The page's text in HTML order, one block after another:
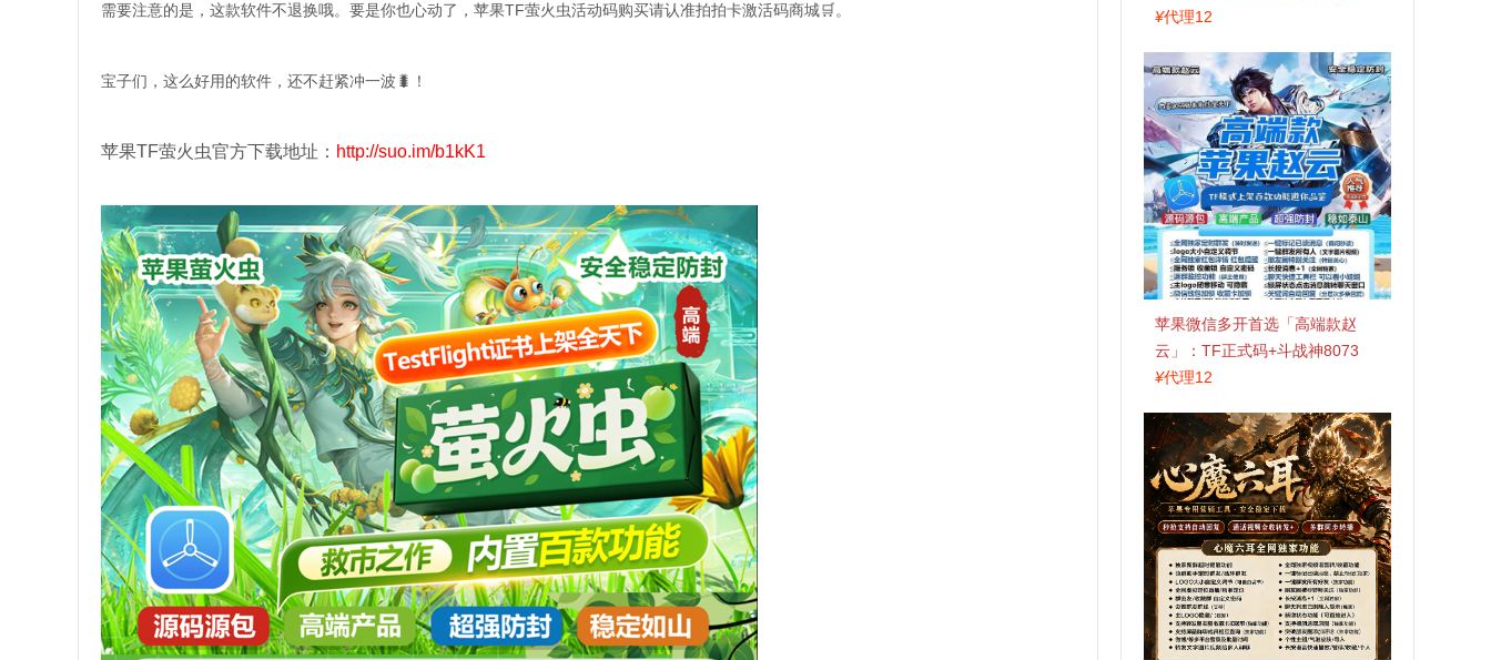
需要注意的是，这款软件不退换哦。要是你也心动了，苹果TF萤火虫活动码购买请认准拍拍卡激活码商城🛒。
宝子们，这么好用的软件，还不赶紧冲一波🐛！
苹果TF萤火虫官方下载地址： http://suo.im/b1kK1
+斗战神8073包，7天退换，安全
¥代理12
苹果微信多开首选「高端款赵
云」：TF正式码+斗战神8073
包，7天退换认准拍拍卡激活码
¥代理12